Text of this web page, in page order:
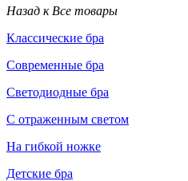
Назад к Все товары
Классические бра
Современные бра
Светодиодные бра
С отраженным светом
На гибкой ножке
Детские бра